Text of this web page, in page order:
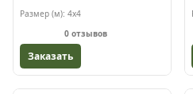
Размер (м): 4х4
0 отзывов
Заказать